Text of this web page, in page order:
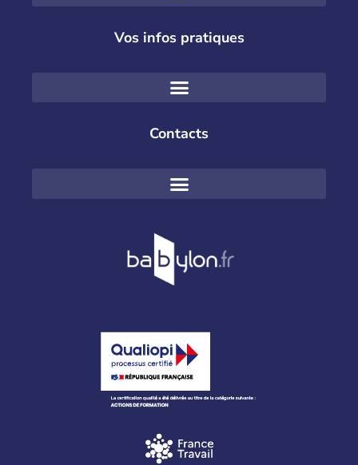
Vos infos pratiques
Contacts